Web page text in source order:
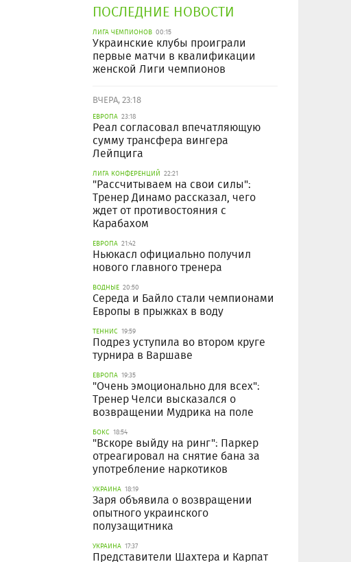
ПОСЛЕДНИЕ НОВОСТИ
ЛИГА ЧЕМПИОНОВ 00:15
Украинские клубы проиграли
первые матчи в квалификации
женской Лиги чемпионов
ВЧЕРА, 23:18
ЕВРОПА 23:18
Реал согласовал впечатляющую
сумму трансфера вингера
Лейпцига
ЛИГА КОНФЕРЕНЦИЙ 22:21
"Рассчитываем на свои силы":
Тренер Динамо рассказал, чего
ждет от противостояния с
Карабахом
ЕВРОПА 21:42
Ньюкасл официально получил
нового главного тренера
ВОДНЫЕ 20:50
Середа и Байло стали чемпионами
Европы в прыжках в воду
ТЕННИС 19:59
Подрез уступила во втором круге
турнира в Варшаве
ЕВРОПА 19:35
"Очень эмоционально для всех":
Тренер Челси высказался о
возвращении Мудрика на поле
БОКС 18:54
"Вскоре выйду на ринг": Паркер
отреагировал на снятие бана за
употребление наркотиков
УКРАИНА 18:19
Заря объявила о возвращении
опытного украинского
полузащитника
УКРАИНА 17:37
Представители Шахтера и Карпат